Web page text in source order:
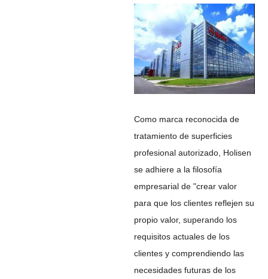
Como marca reconocida de
tratamiento de superficies
profesional autorizado, Holisen
se adhiere a la filosofía
empresarial de "crear valor
para que los clientes reflejen su
propio valor, superando los
requisitos actuales de los
clientes y comprendiendo las
necesidades futuras de los